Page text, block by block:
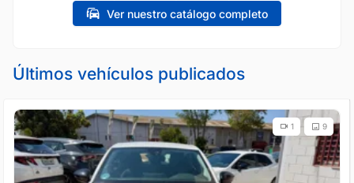
Ver nuestro catálogo completo
Últimos vehículos publicados
9
1